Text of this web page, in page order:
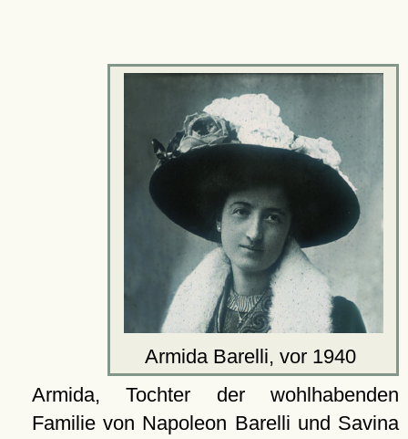
Armida Barelli, vor 1940
Armida, Tochter der wohlhabenden
Familie von Napoleon Barelli und Savina